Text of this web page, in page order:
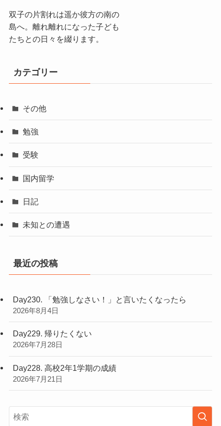
双子の片割れは遥か彼方の南の
島へ。離れ離れになった子ども
たちとの日々を綴ります。
カテゴリー
その他
勉強
受験
国内留学
日記
未知との遭遇
最近の投稿
Day230. 「勉強しなさい！」と言いたくなったら
2026年8月4日
Day229. 帰りたくない
2026年7月28日
Day228. 高校2年1学期の成績
2026年7月21日